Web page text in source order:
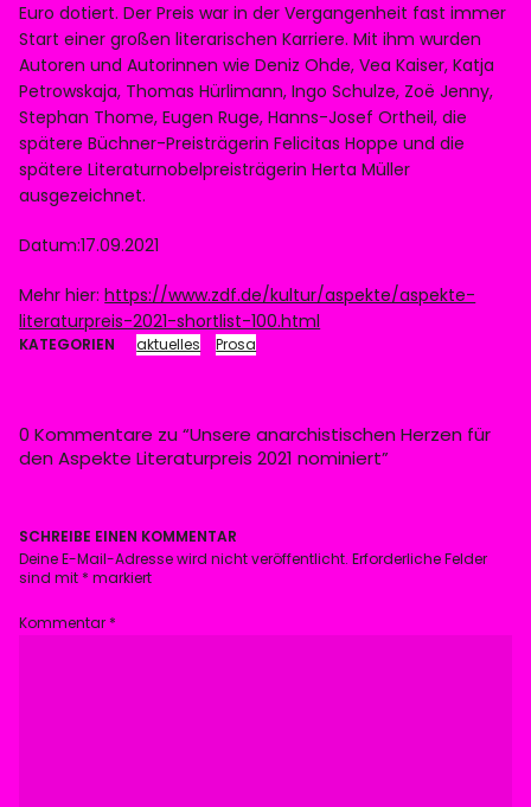
Euro dotiert. Der Preis war in der Vergangenheit fast immer
Start einer großen literarischen Karriere. Mit ihm wurden
Autoren und Autorinnen wie Deniz Ohde, Vea Kaiser, Katja
Petrowskaja, Thomas Hürlimann, Ingo Schulze, Zoë Jenny,
Stephan Thome, Eugen Ruge, Hanns-Josef Ortheil, die
spätere Büchner-Preisträgerin Felicitas Hoppe und die
spätere Literaturnobelpreisträgerin Herta Müller
ausgezeichnet.
Datum:17.09.2021
Mehr hier:https://www.zdf.de/kultur/aspekte/aspekte-
literaturpreis-2021-shortlist-100.html
KATEGORIEN aktuelles Prosa
0 Kommentare zu “Unsere anarchistischen Herzen für
den Aspekte Literaturpreis 2021 nominiert”
SCHREIBE EINEN KOMMENTAR
Deine E-Mail-Adresse wird nicht veröffentlicht. Erforderliche Felder
sind mit * markiert
Kommentar *